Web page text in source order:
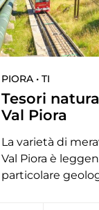
PIORA • TI
Tesori
Val Piora
La varietà di
Val Piora è
particolare